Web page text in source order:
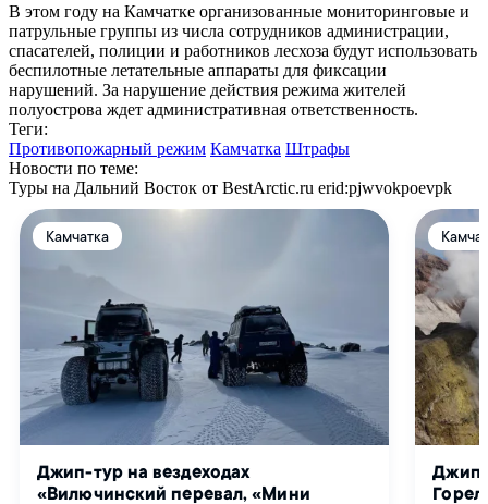
В этом году на Камчатке организованные мониторинговые и
патрульные группы из числа сотрудников администрации,
спасателей, полиции и работников лесхоза будут использовать
беспилотные летательные аппараты для фиксации
нарушений. За нарушение действия режима жителей
полуострова ждет административная ответственность.
Теги:
Противопожарный режим Камчатка Штрафы
Новости по теме:
Туры на Дальний Восток от BestArctic.ru erid:pjwvokpoevpk